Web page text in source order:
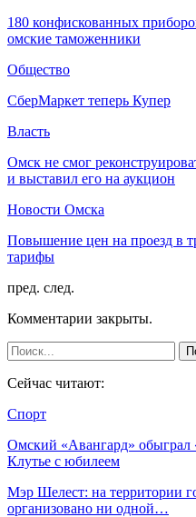
180 конфискованных
омские таможенники
Общество
СберМаркет теперь Купер
Власть
Омск не смог
и выставил его на аукцион
Новости Омска
Повышение цен на проезд в
тарифы
пред. след.
Комментарии закрыты.
Сейчас читают:
Спорт
Омский «Авангард» обыграл
Клутье с юбилеем
Мэр Шелест: на территории
организовано ни одной…